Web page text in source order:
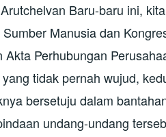
MALAYSIA
Baru-baru ini,
Manusia dan
Akta Perhubungan
tidak pernah wujud,
bersetuju dalam
undang-undang